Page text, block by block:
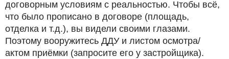
договорным условиям с реальностью. Чтобы всё,
что было прописано в договоре (площадь,
отделка и т.д.), вы видели своими глазами.
Поэтому вооружитесь ДДУ и листом осмотра/
актом приёмки (запросите его у застройщика).